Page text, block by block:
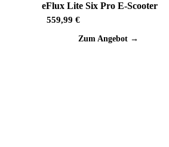
eFlux Lite Six Pro E-Scooter
559,99 €
Zum Angebot →